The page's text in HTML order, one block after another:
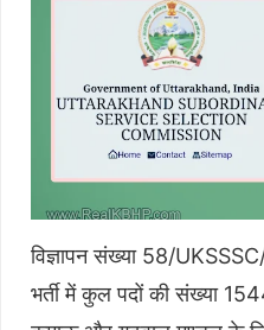
विज्ञापन संख्या 58/
भर्ती में कुल पदों की संख्या